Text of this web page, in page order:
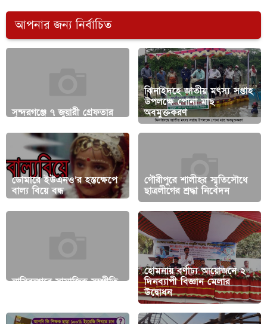
আপনার জন্য নির্বাচিত
সুন্দরগঞ্জে ৭ জুয়ারী গ্রেফতার
ঝিনাইদহে জাতীয় মৎস্য সপ্তাহ
উপলক্ষে পোনা মাছ
অবমুক্তকরণ
ডোমারে ইউএনও’র হস্তক্ষেপে
বাল্য বিয়ে বন্ধ
গৌরীপুরে শালীহর স্মৃতিসৌধে
ছাত্রলীগের শ্রদ্ধা নিবেদন
নাসিরনগরে সামাজিক সম্প্রীতি
হোমনায় বর্ণাঢ্য আয়োজনে ২
দিনব্যাপী বিজ্ঞান মেলার
উদ্বোধন